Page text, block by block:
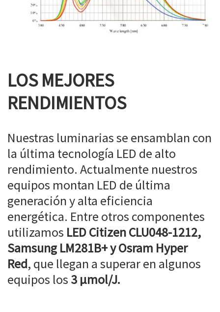
LOS MEJORES
RENDIMIENTOS
Nuestras luminarias se ensamblan con
la última tecnología LED de alto
rendimiento. Actualmente nuestros
equipos montan LED de última
generación y alta eficiencia
energética. Entre otros componentes
utilizamos LED Citizen CLU048-1212,
Samsung LM281B+ y Osram Hyper
Red, que llegan a superar en algunos
equipos los 3 µmol/J.